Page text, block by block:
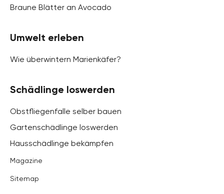
Braune Blätter an Avocado
Umwelt erleben
Wie überwintern Marienkäfer?
Schädlinge loswerden
Obstfliegenfalle selber bauen
Gartenschädlinge loswerden
Hausschädlinge bekämpfen
Magazine
Sitemap